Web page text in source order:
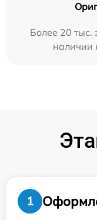
Более 20 тыс.
наличии
1